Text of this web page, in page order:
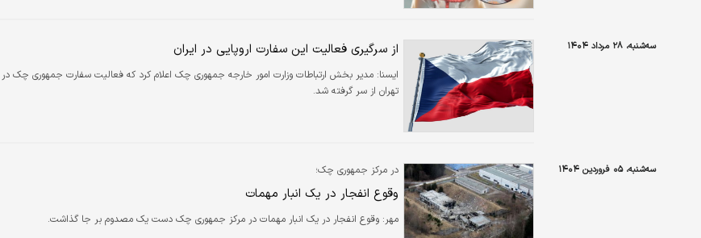
سه‌شنبه، ۲۸ مرداد ۱۴۰۴ از سرگیری فعالیت این سفارت اروپایی در ایران
ايسنا: مدیر بخش ارتباطات وزارت امور خارجه جمهوری چک اعلام کرد که فعالیت سفارت جمهوری چک در
تهران از سر گرفته شد.
سه‌شنبه، ۰۵ فروردین ۱۴۰۴ در مرکز جمهوری چک؛
وقوع انفجار در یک انبار مهمات
مهر: وقوع انفجار در یک انبار مهمات در مرکز جمهوری چک دست یک مصدوم بر جا گذاشت.